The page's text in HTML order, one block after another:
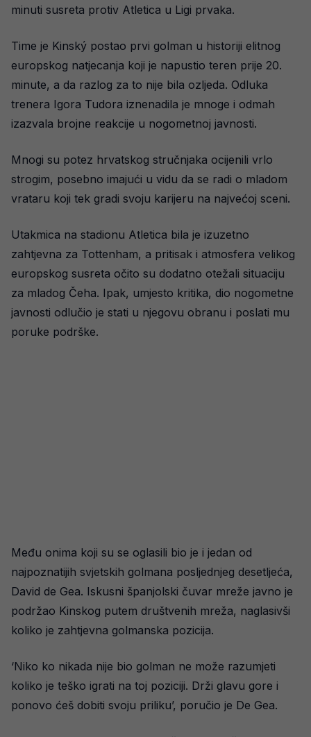
minuti susreta protiv Atletica u Ligi prvaka.
Time je Kinský postao prvi golman u historiji elitnog
europskog natjecanja koji je napustio teren prije 20.
minute, a da razlog za to nije bila ozljeda. Odluka
trenera Igora Tudora iznenadila je mnoge i odmah
izazvala brojne reakcije u nogometnoj javnosti.
Mnogi su potez hrvatskog stručnjaka ocijenili vrlo
strogim, posebno imajući u vidu da se radi o mladom
vrataru koji tek gradi svoju karijeru na najvećoj sceni.
Utakmica na stadionu Atletica bila je izuzetno
zahtjevna za Tottenham, a pritisak i atmosfera velikog
europskog susreta očito su dodatno otežali situaciju
za mladog Čeha. Ipak, umjesto kritika, dio nogometne
javnosti odlučio je stati u njegovu obranu i poslati mu
poruke podrške.
Među onima koji su se oglasili bio je i jedan od
najpoznatijih svjetskih golmana posljednjeg desetljeća,
David de Gea. Iskusni španjolski čuvar mreže javno je
podržao Kinskog putem društvenih mreža, naglasivši
koliko je zahtjevna golmanska pozicija.
‘Niko ko nikada nije bio golman ne može razumjeti
koliko je teško igrati na toj poziciji. Drži glavu gore i
ponovo ćeš dobiti svoju priliku’, poručio je De Gea.